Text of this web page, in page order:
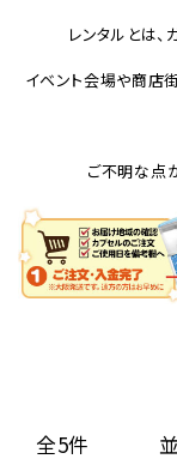
販促用空カ
レンタル
景品・玩具
レンタルとは
イベント会場や商店
ご不明な点
全5件